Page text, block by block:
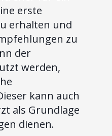
erste
erhalten und
zu
der
werden,
kann auch
als Grundlage
dienen.